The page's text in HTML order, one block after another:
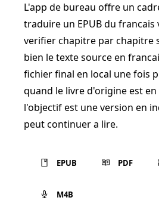
L'app de bureau offre un
traduire un EPUB du francais
verifier chapitre par chapitre
bien le texte source en
fichier final en local une fois
quand le livre d'origine est
l'objectif est une version en
peut continuer a lire.
EPUB PDF
M4B